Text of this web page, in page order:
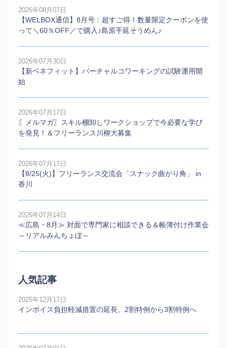
2026年08月07日
【WELBOX通信】8月号：超すご得！数量限定クーポンを使
って＼60％OFF／で購入♪島原手延そうめん♪
2026年07月30日
【新ベネフィット】バーチャルコワーキングの試験運用開
始
2026年07月17日
〖メルマガ〗スキル棚卸しワークショップで今必要な学び
を発見！＆フリーランス川柳大募集
2026年07月17日
【8/25(火)】フリーランス交流会「スナック曲がり角」 in
香川
2026年07月14日
≪広島・8月≫ 対面で専門家に相談できる＆帳簿付け作業会
～リアルみんちょぼ～
人気記事
2025年12月17日
インボイス負担軽減措置の延長。2割特例から3割特例へ